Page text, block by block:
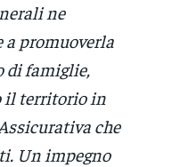
ne
promuoverla
di famiglie,
il territorio in
che
Un impegno